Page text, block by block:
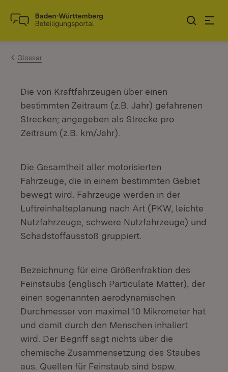
Zum Inhalt springen
Link zur Startseite
Glossar
Die von Kraftfahrzeugen über einen
bestimmten Zeitraum (z.B. Jahr) gefahrenen
Strecken; angegeben als Strecke pro
Zeitraum (z.B. km/Jahr).
Die Gesamtheit aller motorisierten
Fahrzeuge, die in einem bestimmten Gebiet
bewegt wird. Fahrzeuge werden in der
Luftreinhalteplanung nach Art (PKW, leichte
Nutzfahrzeuge, schwere Nutzfahrzeuge) und
Schadstoffausstoß gruppiert.
Bezeichnung für eine Größenfraktion des
Feinstaubs (englisch Particulate Matter), der
einen sogenannten aerodynamischen
Durchmesser von maximal 10 Mikrometer hat
und damit durch den Menschen inhaliert
wird. Der Begriff sagt nichts über die
chemische Zusammensetzung des Staubes
aus. Quellen für Feinstaub sind bspw.